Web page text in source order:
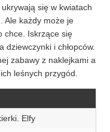
się w kwiatach
Ale każdy może je
chce. Iskrzące się
dziewczynki i chłopców.
zabawy z naklejkami a
leśnych przygód.
Elfy